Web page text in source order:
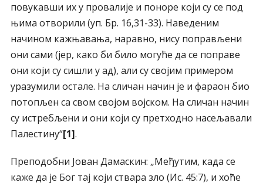
повукавши их у провалије и поноре који су се под
њима отворили (уп. Бр. 16,31-33). Наведеним
начином кажњавања, наравно, нису поправљени
они сами (јер, како би било могуће да се поправе
они који су сишли у ад), али су својим примером
уразумили остале. На сличан начин је и фараон био
потопљен са свом својом војском. На сличан начин
су истребљени и они који су претходно насељавали
Палестину“[1].
Преподобни Јован Дамаскин: „Међутим, када се
каже да је Бог тај који ствара зло (Ис. 45:7), и хоће